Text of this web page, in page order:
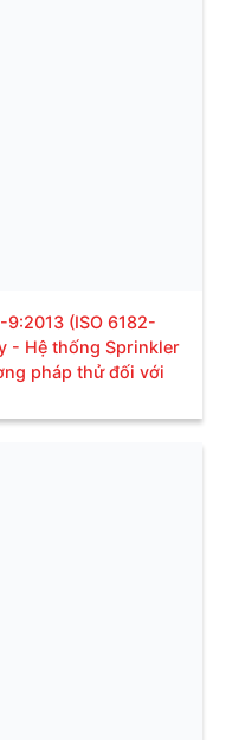
(ISO 6182-
- Hệ thống Sprinkler
pháp thử đối với